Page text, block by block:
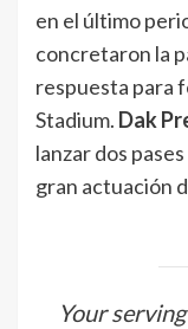
en el último
concretaron la
respuesta para
Stadium. Dak
lanzar dos
gran actuación
Your